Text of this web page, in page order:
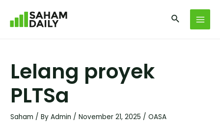
Lelang proyek
PLTSa
Saham / ByAdmin /November 21, 2025 /OASA